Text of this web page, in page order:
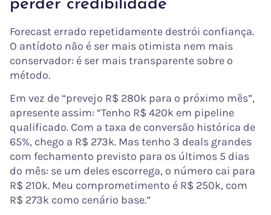
perder credibilidade
Forecast errado repetidamente destrói confiança.
O antídoto não é ser mais otimista nem mais
conservador: é ser mais transparente sobre o
método.
Em vez de “prevejo R$ 280k para o próximo mês”,
apresente assim: “Tenho R$ 420k em pipeline
qualificado. Com a taxa de conversão histórica de
65%, chego a R$ 273k. Mas tenho 3 deals grandes
com fechamento previsto para os últimos 5 dias
do mês: se um deles escorrega, o número cai para
R$ 210k. Meu comprometimento é R$ 250k, com
R$ 273k como cenário base.”